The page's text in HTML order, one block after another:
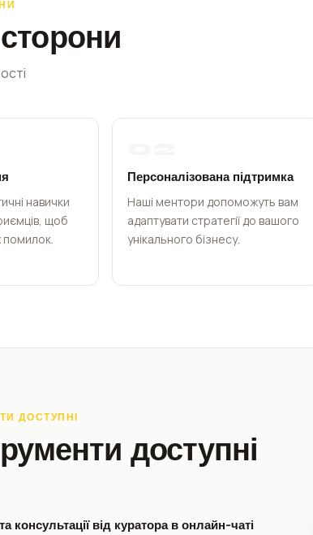
навички
щоб
помилок.
Персоналізована підтримка
Наші ментори допоможуть вам
адаптувати стратегії до вашого
унікального бізнесу.
ДОСТУПНІ
доступні
консультації від куратора в онлайн-чаті